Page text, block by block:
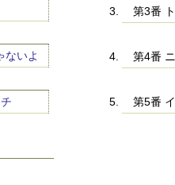
ないよ
第3番
第4番
第5番